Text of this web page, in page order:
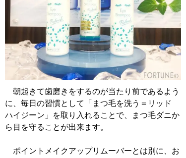
朝起きて歯磨きをするのが当たり前であるよう
に、毎日の習慣として「まつ毛を洗う＝リッド
ハイジーン」を取り入れることで、まつ毛ダニか
ら目を守ることが出来ます。
ポイントメイクアップリムーバーとは別に、お